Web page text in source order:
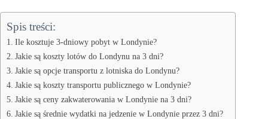
Spis treści:
Ile kosztuje 3-dniowy pobyt w Londynie?
Jakie są koszty lotów do Londynu na 3 dni?
Jakie są opcje transportu z lotniska do Londynu?
Jakie są koszty transportu publicznego w Londynie?
Jakie są ceny zakwaterowania w Londynie na 3 dni?
Jakie są średnie wydatki na jedzenie w Londynie przez 3 dni?